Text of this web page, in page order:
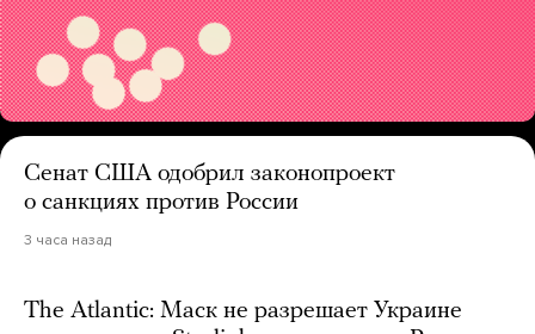
Сенат США одобрил законопроект
о санкциях против России
3 часа назад
The Atlantic: Маск не разрешает Украине